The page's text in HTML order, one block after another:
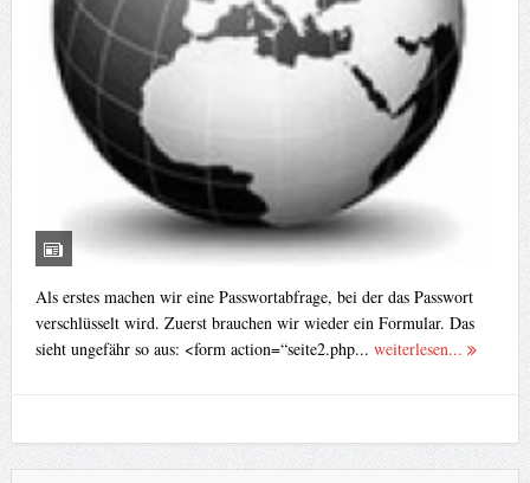
Als erstes machen wir eine Passwortabfrage, bei der das Passwort
verschlüsselt wird. Zuerst brauchen wir wieder ein Formular. Das
sieht ungefähr so aus: <form action=“seite2.php... weiterlesen...